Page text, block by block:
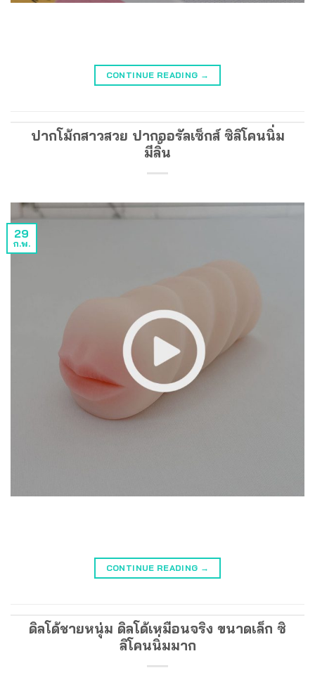
CONTINUE READING →
ปากโม้กสาวสวย ปากออรัลเซ็กส์ ซิลิโคนนิ่ม
มีลิ้น
29
ก.พ.
CONTINUE READING →
ดิลโด้ชายหนุ่ม ดิลโด้เหมือนจริง ขนาดเล็ก ซิ
ลิโคนนิ่มมาก